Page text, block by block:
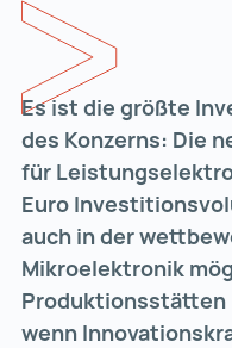
Es ist die größte
des Konzerns: Die
für
Euro
auch in der
Mikroelektronik
Produktionsstätten
wenn